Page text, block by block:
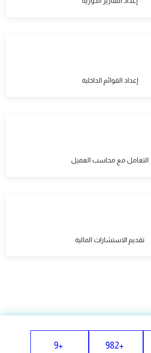
إعداد القوائم الداخلية
التعامل مع محاسب العميل
تقديم الاستشارات المالية
982
9